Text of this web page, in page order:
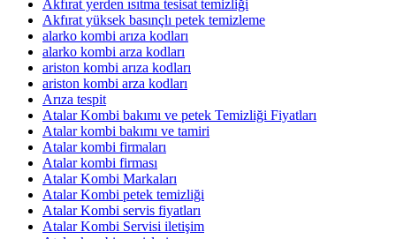
Akfırat yerden ısıtma tesisat temizliği
Akfırat yüksek basınçlı petek temizleme
alarko kombi arıza kodları
alarko kombi arza kodları
ariston kombi arıza kodları
ariston kombi arza kodları
Arıza tespit
Atalar Kombi bakımı ve petek Temizliği Fiyatları
Atalar kombi bakımı ve tamiri
Atalar kombi firmaları
Atalar kombi firması
Atalar Kombi Markaları
Atalar Kombi petek temizliği
Atalar Kombi servis fiyatları
Atalar Kombi Servisi iletişim